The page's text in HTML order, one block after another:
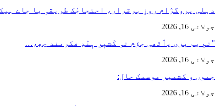
دہلی پروگرٛام روزِ برقرار، احتجاجُک طریقہٕ یا جاے
جولائی 16, 2026
"تمِ یم پزی پٲٹھی جۆم تہٕ کٔشیٖرِ ہٕنٛدِ فکرمند چھِ،…
جولائی 16, 2026
جموں و کشمیر موسمک حال:
جولائی 16, 2026